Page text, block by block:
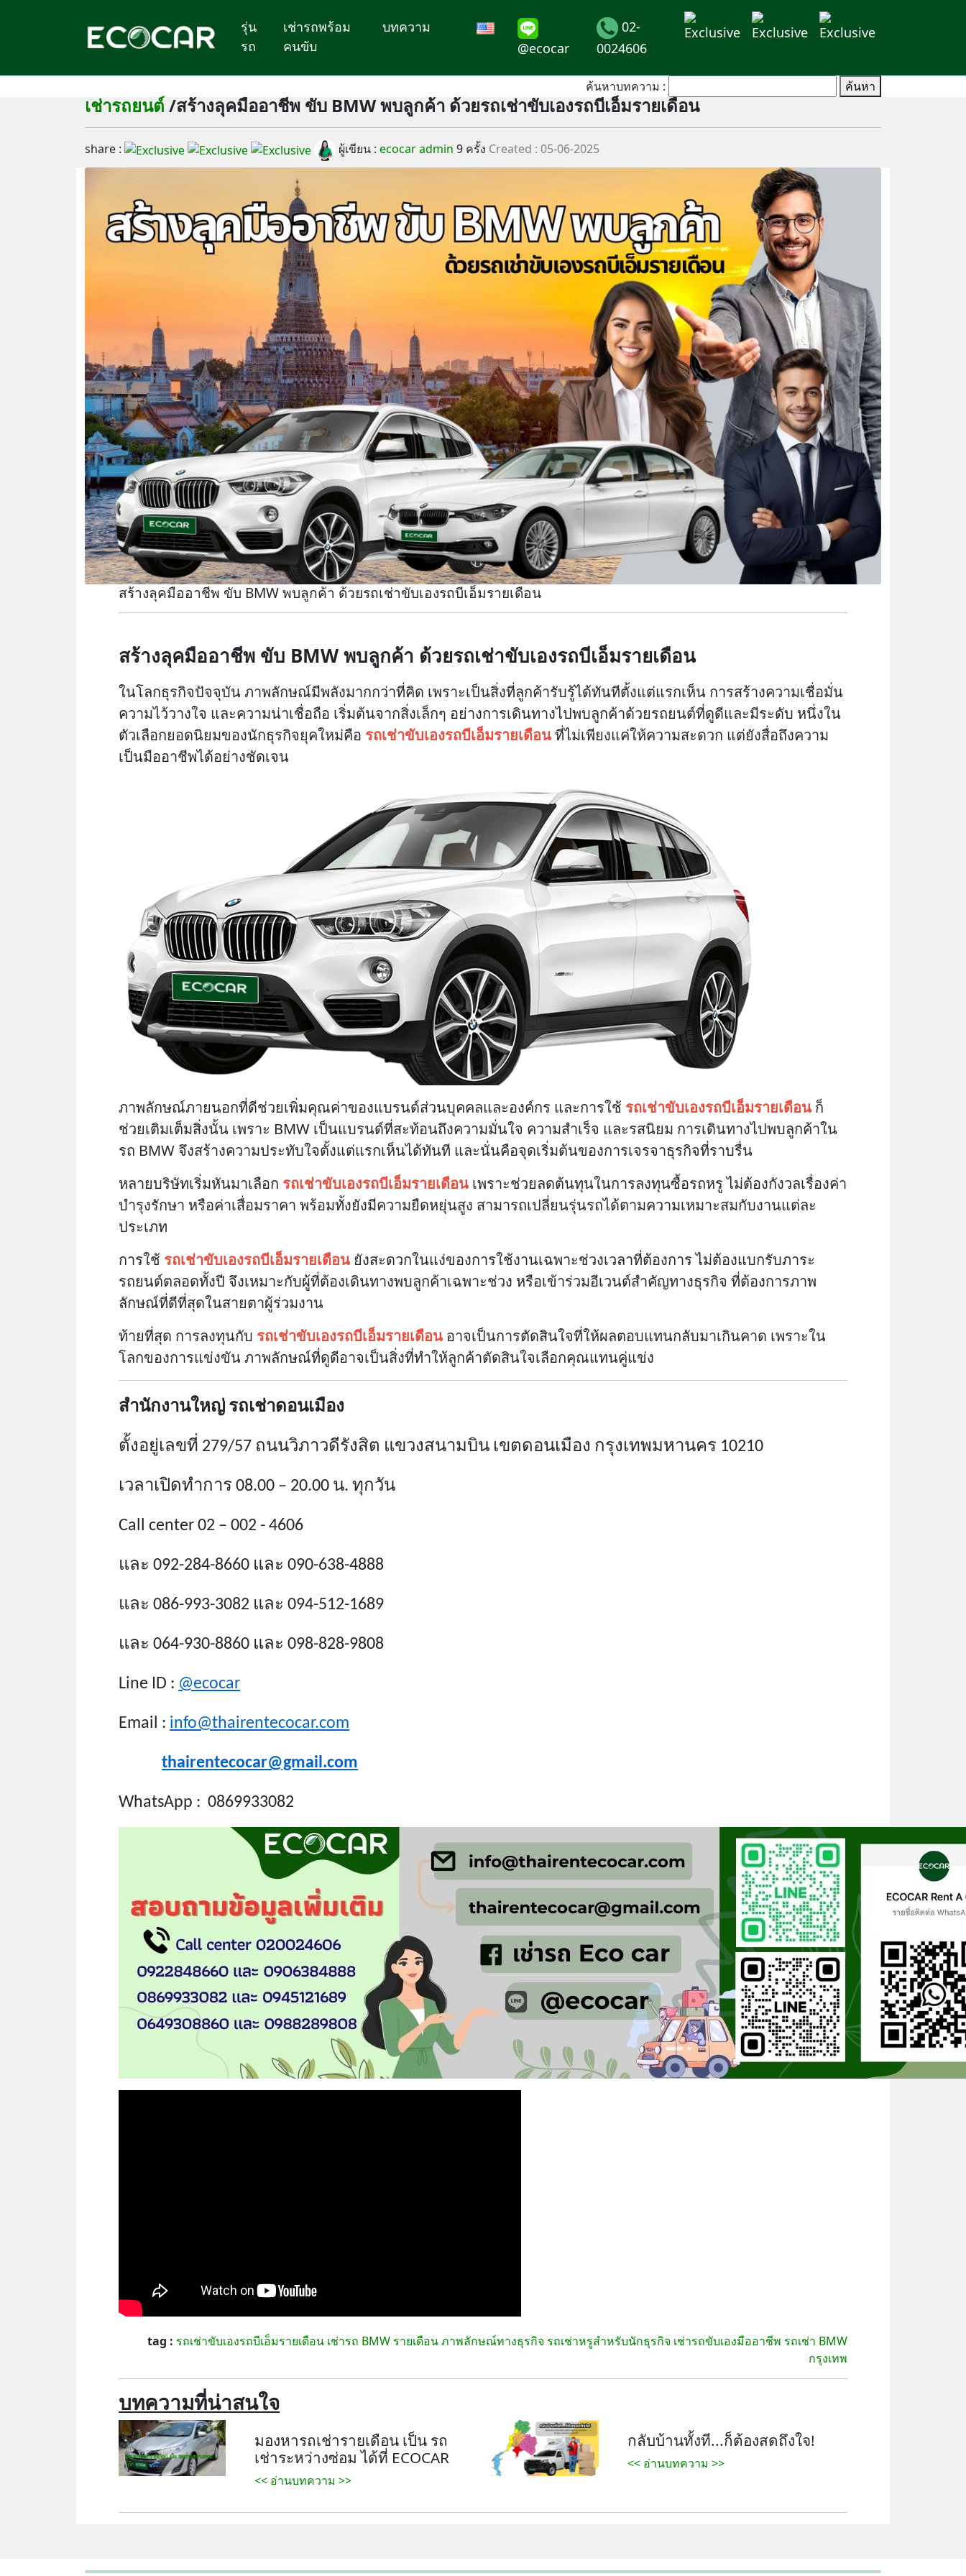
รุ่น
รถ
เช่ารถพร้อม
คนขับ
บทความ
@ecocar
02-
0024606
ค้นหาบทความ : ค้นหา
เช่ารถยนต์/สร้างลุคมืออาชีพ ขับ BMW พบลูกค้า ด้วยรถเช่าขับเองรถบีเอ็มรายเดือน
share : ผู้เขียน : ecocar admin 9 ครั้ง Created : 05-06-2025
สร้างลุคมืออาชีพ ขับ BMW พบลูกค้า ด้วยรถเช่าขับเองรถบีเอ็มรายเดือน
สร้างลุคมืออาชีพ ขับ BMW พบลูกค้า ด้วยรถเช่าขับเองรถบีเอ็มรายเดือน
ในโลกธุรกิจปัจจุบัน ภาพลักษณ์มีพลังมากกว่าที่คิด เพราะเป็นสิ่งที่ลูกค้ารับรู้ได้ทันทีตั้งแต่แรกเห็น การสร้างความเชื่อมั่น
ความไว้วางใจ และความน่าเชื่อถือ เริ่มต้นจากสิ่งเล็กๆ อย่างการเดินทางไปพบลูกค้าด้วยรถยนต์ที่ดูดีและมีระดับ หนึ่งใน
ตัวเลือกยอดนิยมของนักธุรกิจยุคใหม่คือ รถเช่าขับเองรถบีเอ็มรายเดือนที่ไม่เพียงแค่ให้ความสะดวก แต่ยังสื่อถึงความ
เป็นมืออาชีพได้อย่างชัดเจน
ภาพลักษณ์ภายนอกที่ดีช่วยเพิ่มคุณค่าของแบรนด์ส่วนบุคคลและองค์กร และการใช้ รถเช่าขับเองรถบีเอ็มรายเดือน ก็
ช่วยเติมเต็มสิ่งนั้น เพราะ BMW เป็นแบรนด์ที่สะท้อนถึงความมั่นใจ ความสำเร็จ และรสนิยม การเดินทางไปพบลูกค้าใน
รถ BMW จึงสร้างความประทับใจตั้งแต่แรกเห็นได้ทันที และนั่นคือจุดเริ่มต้นของการเจรจาธุรกิจที่ราบรื่น
หลายบริษัทเริ่มหันมาเลือก รถเช่าขับเองรถบีเอ็มรายเดือน เพราะช่วยลดต้นทุนในการลงทุนซื้อรถหรู ไม่ต้องกังวลเรื่องค่า
บำรุงรักษา หรือค่าเสื่อมราคา พร้อมทั้งยังมีความยืดหยุ่นสูง สามารถเปลี่ยนรุ่นรถได้ตามความเหมาะสมกับงานแต่ละ
ประเภท
การใช้ รถเช่าขับเองรถบีเอ็มรายเดือน ยังสะดวกในแง่ของการใช้งานเฉพาะช่วงเวลาที่ต้องการ ไม่ต้องแบกรับภาระ
รถยนต์ตลอดทั้งปี จึงเหมาะกับผู้ที่ต้องเดินทางพบลูกค้าเฉพาะช่วง หรือเข้าร่วมอีเวนต์สำคัญทางธุรกิจ ที่ต้องการภาพ
ลักษณ์ที่ดีที่สุดในสายตาผู้ร่วมงาน
ท้ายที่สุด การลงทุนกับ รถเช่าขับเองรถบีเอ็มรายเดือน อาจเป็นการตัดสินใจที่ให้ผลตอบแทนกลับมาเกินคาด เพราะใน
โลกของการแข่งขัน ภาพลักษณ์ที่ดูดีอาจเป็นสิ่งที่ทำให้ลูกค้าตัดสินใจเลือกคุณแทนคู่แข่ง
สำนักงานใหญ่ รถเช่าดอนเมือง
ตั้งอยู่เลขที่ 279/57 ถนนวิภาวดีรังสิต แขวงสนามบิน เขตดอนเมือง กรุงเทพมหานคร 10210
เวลาเปิดทำการ 08.00 – 20.00 น. ทุกวัน
Call center 02 – 002 - 4606
และ 092-284-8660 และ 090-638-4888
และ 086-993-3082 และ 094-512-1689
และ 064-930-8860 และ 098-828-9808
Line ID : @ecocar
Email : info@thairentecocar.com
thairentecocar@gmail.com
WhatsApp : 0869933082
tag : รถเช่าขับเองรถบีเอ็มรายเดือน เช่ารถ BMW รายเดือน ภาพลักษณ์ทางธุรกิจ รถเช่าหรูสำหรับนักธุรกิจ เช่ารถขับเองมืออาชีพ รถเช่า BMW
กรุงเทพ
บทความที่น่าสนใจ
มองหารถเช่ารายเดือน เป็น รถ
เช่าระหว่างซ่อม ได้ที่ ECOCAR
<< อ่านบทความ >>
กลับบ้านทั้งที...ก็ต้องสดถึงใจ!
<< อ่านบทความ >>